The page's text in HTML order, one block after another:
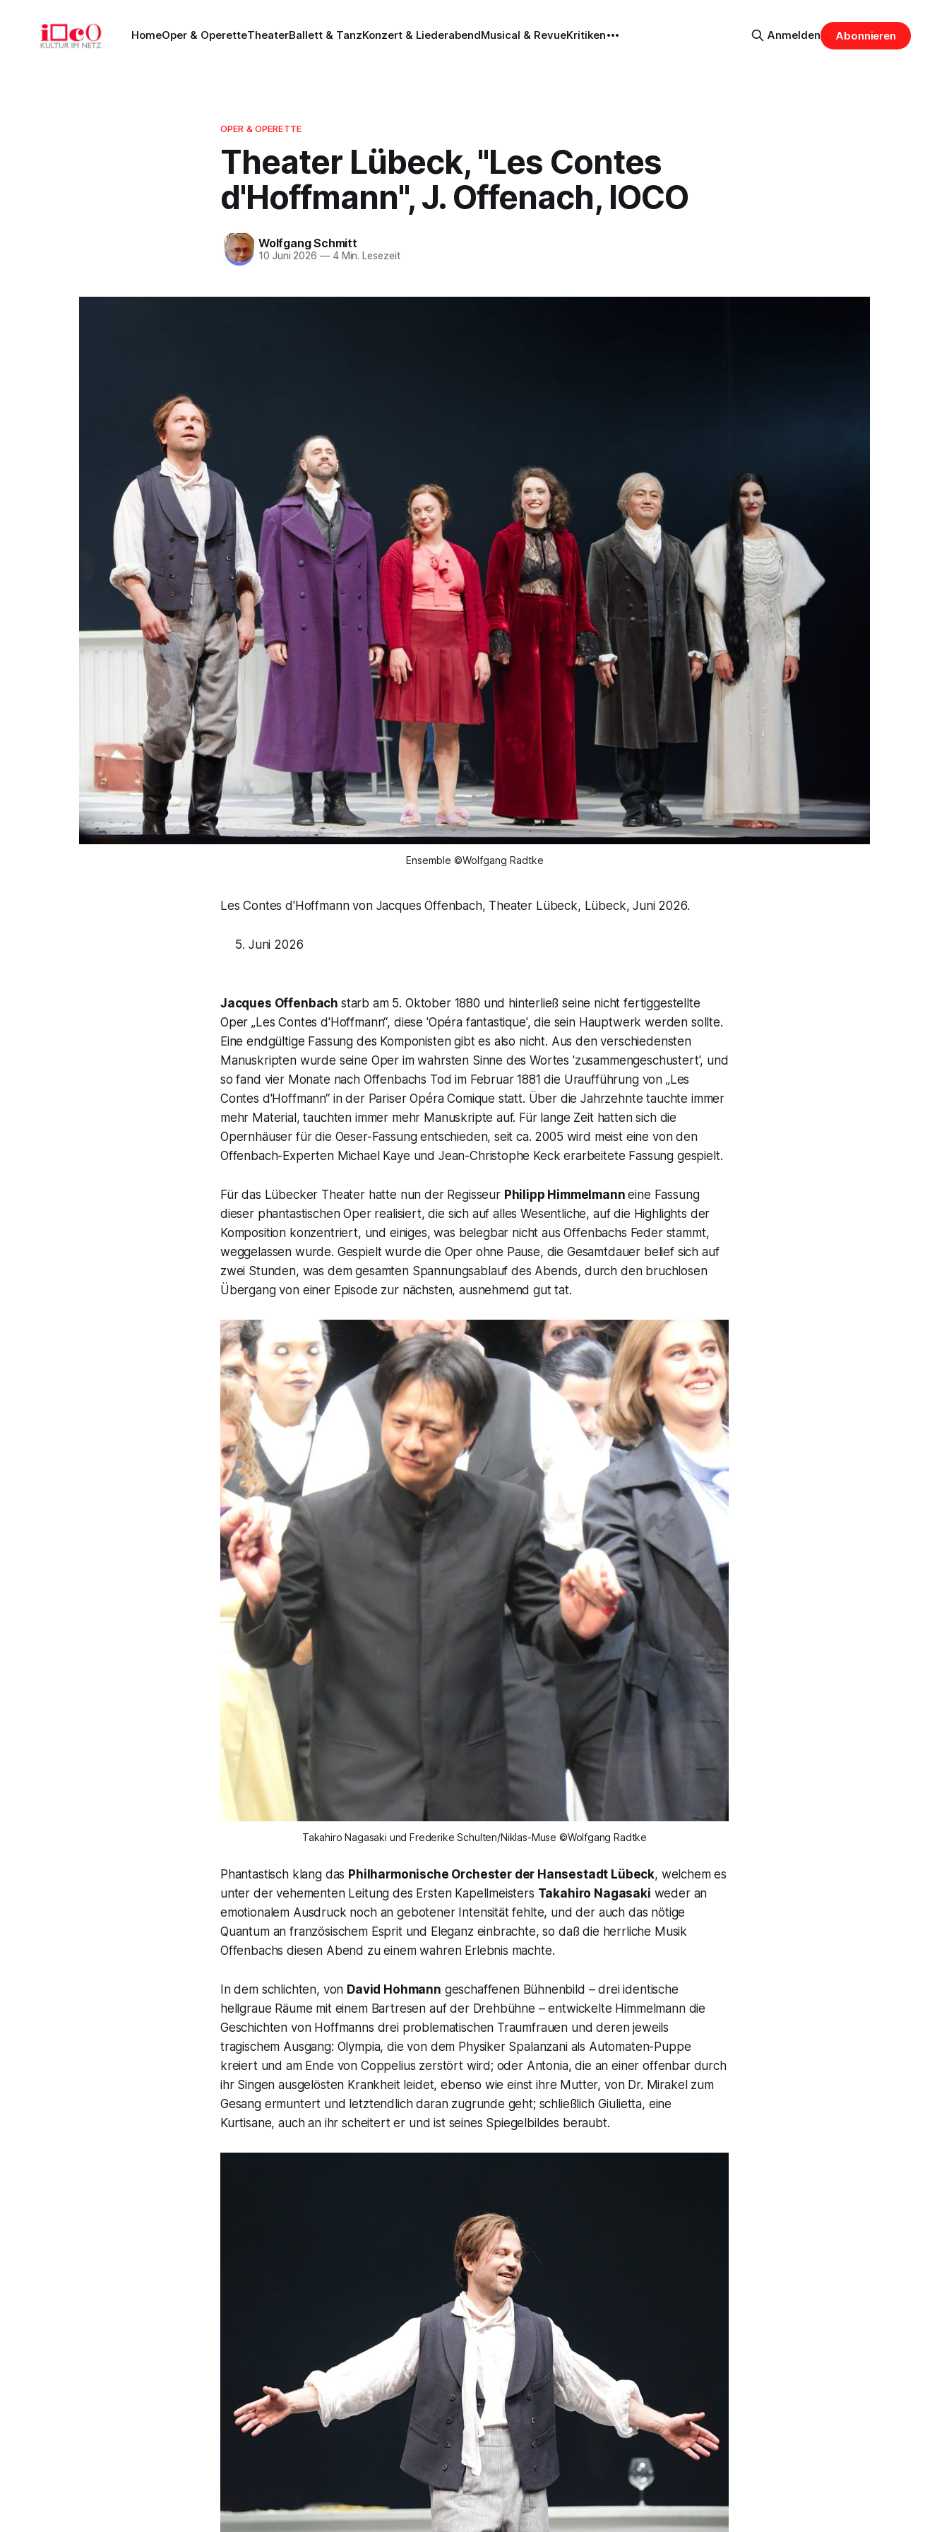
HomeOper & OperetteTheaterBallett & TanzKonzert & LiederabendMusical & RevueKritiken Anmelden Abonnieren
OPER & OPERETTE
Theater Lübeck, "Les Contes
d'Hoffmann", J. Offenach, IOCO
Wolfgang Schmitt
10 Juni 2026 —4 Min. Lesezeit
Ensemble ©Wolfgang Radtke
Les Contes d'Hoffmann von Jacques Offenbach, Theater Lübeck, Lübeck, Juni 2026.
Juni 2026
Jacques Offenbach starb am 5. Oktober 1880 und hinterließ seine nicht fertiggestellte
Oper „Les Contes d'Hoffmann“, diese 'Opéra fantastique', die sein Hauptwerk werden sollte.
Eine endgültige Fassung des Komponisten gibt es also nicht. Aus den verschiedensten
Manuskripten wurde seine Oper im wahrsten Sinne des Wortes 'zusammengeschustert', und
so fand vier Monate nach Offenbachs Tod im Februar 1881 die Uraufführung von „Les
Contes d'Hoffmann“ in der Pariser Opéra Comique statt. Über die Jahrzehnte tauchte immer
mehr Material, tauchten immer mehr Manuskripte auf. Für lange Zeit hatten sich die
Opernhäuser für die Oeser-Fassung entschieden, seit ca. 2005 wird meist eine von den
Offenbach-Experten Michael Kaye und Jean-Christophe Keck erarbeitete Fassung gespielt.
Für das Lübecker Theater hatte nun der Regisseur Philipp Himmelmanneine Fassung
dieser phantastischen Oper realisiert, die sich auf alles Wesentliche, auf die Highlights der
Komposition konzentriert, und einiges, was belegbar nicht aus Offenbachs Feder stammt,
weggelassen wurde. Gespielt wurde die Oper ohne Pause, die Gesamtdauer belief sich auf
zwei Stunden, was dem gesamten Spannungsablauf des Abends, durch den bruchlosen
Übergang von einer Episode zur nächsten, ausnehmend gut tat.
Takahiro Nagasaki und Frederike Schulten/Niklas-Muse ©Wolfgang Radtke
Phantastisch klang das Philharmonische Orchester der Hansestadt Lübeck, welchem es
unter der vehementen Leitung des Ersten Kapellmeisters Takahiro Nagasaki weder an
emotionalem Ausdruck noch an gebotener Intensität fehlte, und der auch das nötige
Quantum an französischem Esprit und Eleganz einbrachte, so daß die herrliche Musik
Offenbachs diesen Abend zu einem wahren Erlebnis machte.
In dem schlichten, von David Hohmann geschaffenen Bühnenbild – drei identische
hellgraue Räume mit einem Bartresen auf der Drehbühne – entwickelte Himmelmann die
Geschichten von Hoffmanns drei problematischen Traumfrauen und deren jeweils
tragischem Ausgang: Olympia, die von dem Physiker Spalanzani als Automaten-Puppe
kreiert und am Ende von Coppelius zerstört wird; oder Antonia, die an einer offenbar durch
ihr Singen ausgelösten Krankheit leidet, ebenso wie einst ihre Mutter, von Dr. Mirakel zum
Gesang ermuntert und letztendlich daran zugrunde geht; schließlich Giulietta, eine
Kurtisane, auch an ihr scheitert er und ist seines Spiegelbildes beraubt.